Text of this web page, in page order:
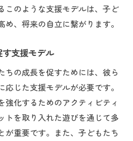
このような支援モデルは、子ど
め、将来の自立に繋がります。
支援モデル
ちの成長を促すためには、彼ら
じた支援モデルが必要です。
強化するためのアクティビティ
トを取り入れた遊びを通じて多
が重要です。また、子どもたち